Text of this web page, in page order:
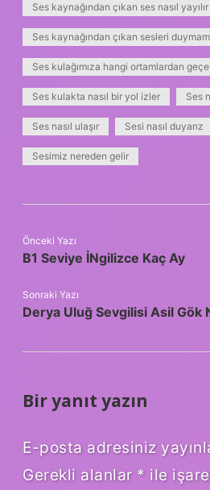
Ses kaynağından çıkan ses nasıl yayılır
Ses kaynağından çıkan sesleri
Ses kulağımıza hangi ortamlardan
Ses kulakta nasıl bir yol izler Ses
Ses nasıl ulaşır Sesi nasıl duyarız
Sesimiz nereden gelir
Önceki Yazı
B1 Seviye İNgilizce Kaç Ay
Sonraki Yazı
Derya Uluğ Sevgilisi Asil Gök
Bir yanıt yazın
E-posta adresiniz
Gerekli alanlar * ile